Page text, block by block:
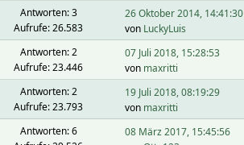
Antworten: 3
Aufrufe: 26.583
26 Oktober 2014, 14:41:30
von LuckyLuis
Antworten: 2
Aufrufe: 23.446
07 Juli 2018, 15:28:53
von maxritti
Antworten: 2
Aufrufe: 23.793
19 Juli 2018, 08:19:29
von maxritti
Antworten: 6
08 März 2017, 15:45:56